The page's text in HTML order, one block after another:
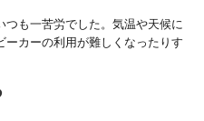
も一苦労でした。気温や天候に
カーの利用が難しくなったりす